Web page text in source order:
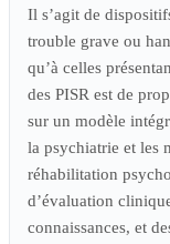
Il s’agit de
trouble grave ou
qu’à celles
des PISR est de
sur un modèle
la psychiatrie et les
réhabilitation
d’évaluation
connaissances, et